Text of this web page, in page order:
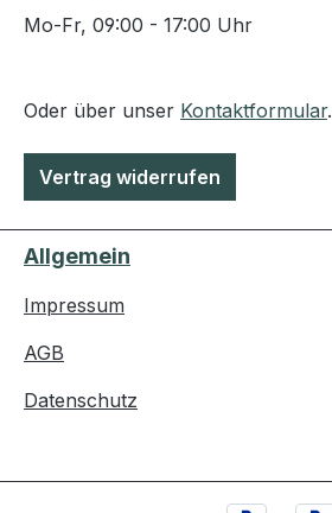
Mo-Fr, 09:00 - 17:00 Uhr
Oder über unser Kontaktformular.
Vertrag widerrufen
Allgemein
Impressum
AGB
Datenschutz